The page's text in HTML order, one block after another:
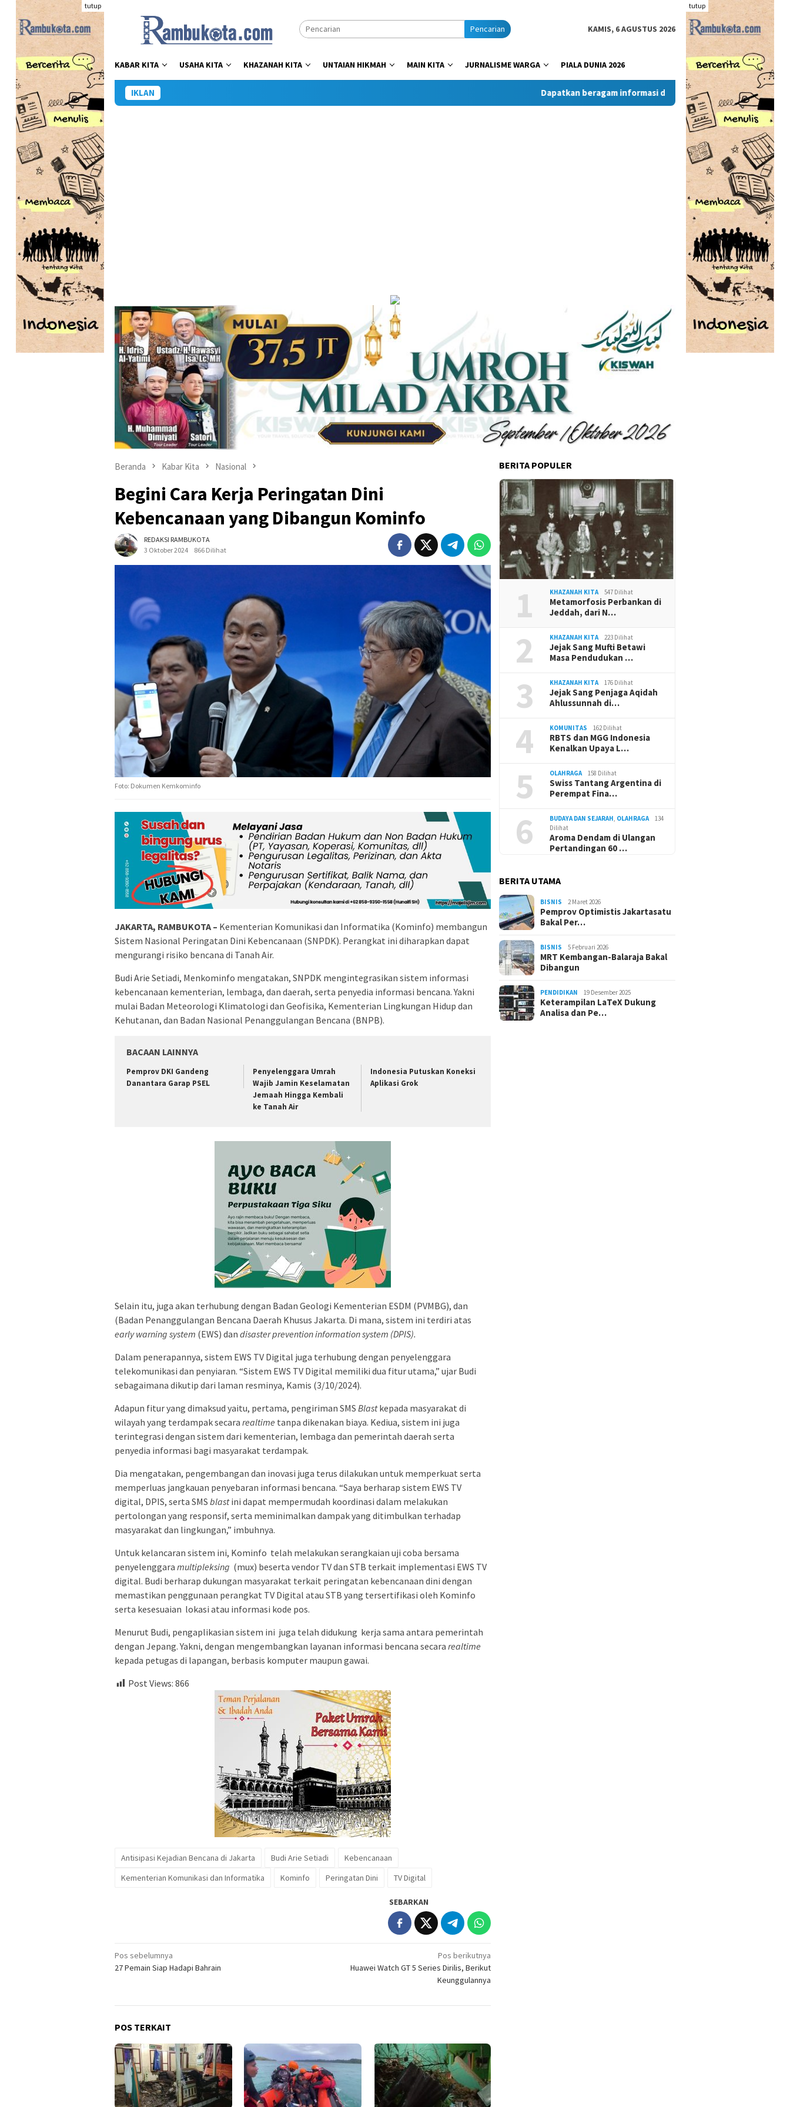
Loncat
konten
tutup tutup
Pencarian KAMIS, 6 AGUSTUS 2026
KABAR KITA USAHA KITA KHAZANAH KITA UNTAIAN HIKMAH MAIN KITA JURNALISME WARGA PIALA DUNIA 2026
IKLAN Dapatkan beragam informasi dan berita menarik dari situs
Beranda Kabar Kita Nasional
Begini Cara Kerja Peringatan Dini
Kebencanaan yang Dibangun Kominfo
REDAKSI RAMBUKOTA
3 Oktober 2024
866 Dilihat
Foto: Dokumen Kemkominfo
JAKARTA, RAMBUKOTA – Kementerian Komunikasi dan Informatika (Kominfo) membangun
Sistem Nasional Peringatan Dini Kebencanaan (SNPDK). Perangkat ini diharapkan dapat
mengurangi risiko bencana di Tanah Air.
Budi Arie Setiadi, Menkominfo mengatakan, SNPDK mengintegrasikan sistem informasi
kebencanaan kementerian, lembaga, dan daerah, serta penyedia informasi bencana. Yakni
mulai Badan Meteorologi Klimatologi dan Geofisika, Kementerian Lingkungan Hidup dan
Kehutanan, dan Badan Nasional Penanggulangan Bencana (BNPB).
BACAAN LAINNYA
Pemprov DKI Gandeng
Danantara Garap PSEL
Penyelenggara Umrah
Wajib Jamin Keselamatan
Jemaah Hingga Kembali
ke Tanah Air
Indonesia Putuskan Koneksi
Aplikasi Grok
Selain itu, juga akan terhubung dengan Badan Geologi Kementerian ESDM (PVMBG), dan
(Badan Penanggulangan Bencana Daerah Khusus Jakarta. Di mana, sistem ini terdiri atas
early warning system (EWS) dan disaster prevention information system (DPIS).
Dalam penerapannya, sistem EWS TV Digital juga terhubung dengan penyelenggara
telekomunikasi dan penyiaran. “Sistem EWS TV Digital memiliki dua fitur utama,” ujar Budi
sebagaimana dikutip dari laman resminya, Kamis (3/10/2024).
Adapun fitur yang dimaksud yaitu, pertama, pengiriman SMS Blastkepada masyarakat di
wilayah yang terdampak secara realtime tanpa dikenakan biaya. Kediua, sistem ini juga
terintegrasi dengan sistem dari kementerian, lembaga dan pemerintah daerah serta
penyedia informasi bagi masyarakat terdampak.
Dia mengatakan, pengembangan dan inovasi juga terus dilakukan untuk memperkuat serta
memperluas jangkauan penyebaran informasi bencana. “Saya berharap sistem EWS TV
digital, DPIS, serta SMS blastini dapat mempermudah koordinasi dalam melakukan
pertolongan yang responsif, serta meminimalkan dampak yang ditimbulkan terhadap
masyarakat dan lingkungan,” imbuhnya.
Untuk kelancaran sistem ini, Kominfo telah melakukan serangkaian uji coba bersama
penyelenggara multipleksing (mux) beserta vendor TV dan STB terkait implementasi EWS TV
digital. Budi berharap dukungan masyarakat terkait peringatan kebencanaan dini dengan
memastikan penggunaan perangkat TV Digital atau STB yang tersertifikasi oleh Kominfo
serta kesesuaian lokasi atau informasi kode pos.
Menurut Budi, pengaplikasian sistem ini juga telah didukung kerja sama antara pemerintah
dengan Jepang. Yakni, dengan mengembangkan layanan informasi bencana secara realtime
kepada petugas di lapangan, berbasis komputer maupun gawai.
Post Views: 866
Antisipasi Kejadian Bencana di Jakarta Budi Arie Setiadi
Kebencanaan
Kementerian Komunikasi dan Informatika
Kominfo Peringatan Dini TV Digital
SEBARKAN
Navigasi
pos
Pos sebelumnya
27 Pemain Siap Hadapi Bahrain
Pos berikutnya
Huawei Watch GT 5 Series Dirilis, Berikut
Keunggulannya
POS TERKAIT
BERITA POPULER
1 KHAZANAH KITA 547 Dilihat
Metamorfosis Perbankan di
Jeddah, dari N…
2 KHAZANAH KITA 223 Dilihat
Jejak Sang Mufti Betawi
Masa Pendudukan …
3 KHAZANAH KITA 176 Dilihat
Jejak Sang Penjaga Aqidah
Ahlussunnah di…
4 KOMUNITAS 162 Dilihat
RBTS dan MGG Indonesia
Kenalkan Upaya L…
5 OLAHRAGA 158 Dilihat
Swiss Tantang Argentina di
Perempat Fina…
6 BUDAYA DAN SEJARAH OLAHRAGA
134
Dilihat
Aroma Dendam di Ulangan
Pertandingan 60 …
BERITA UTAMA
BISNIS 2 Maret 2026
Pemprov Optimistis Jakartasatu
Bakal Per…
BISNIS 5 Februari 2026
MRT Kembangan-Balaraja Bakal
Dibangun
PENDIDIKAN 19 Desember 2025
Keterampilan LaTeX Dukung
Analisa dan Pe…